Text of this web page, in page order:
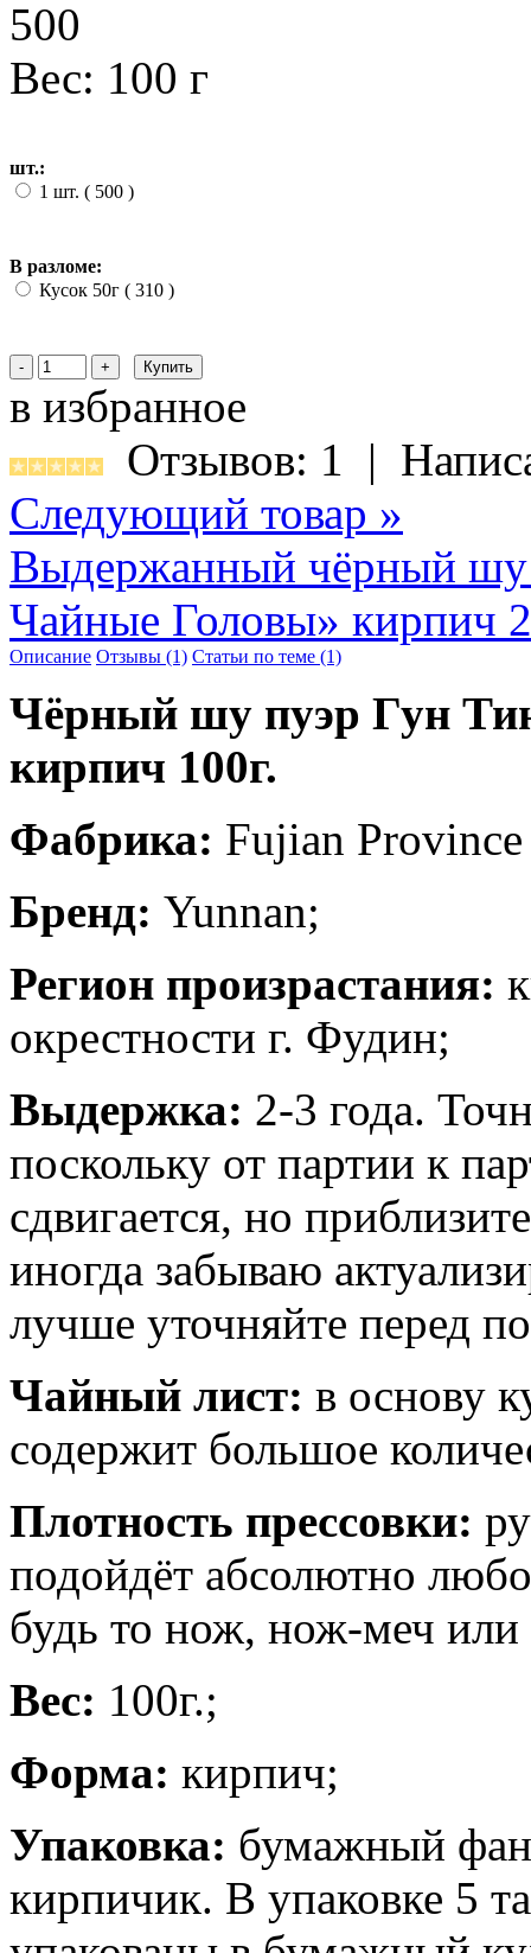
500
Вес: 100 г
шт.:
1 шт. ( 500 )
В разломе:
Кусок 50г ( 310 )
в избранное
Отзывов: 1 |
Следующий товар »
Выдержанный чёрный шу
Чайные Головы» кирпич
Описание Отзывы (1) Статьи по теме (1)
Чёрный шу пуэр Гун
кирпич 100г.
Фабрика: Fujian
Бренд: Yunnan;
Регион произрастания:
окрестности г. Фудин;
Выдержка: 2-3 года.
поскольку от партии к
сдвигается, но
иногда забываю
лучше уточняйте перед
Чайный лист: в основу
содержит большое
Плотность прессовки:
подойдёт абсолютно
будь то нож, нож-меч или
Вес: 100г.;
Форма: кирпич;
Упаковка: бумажный
кирпичик. В упаковке 5